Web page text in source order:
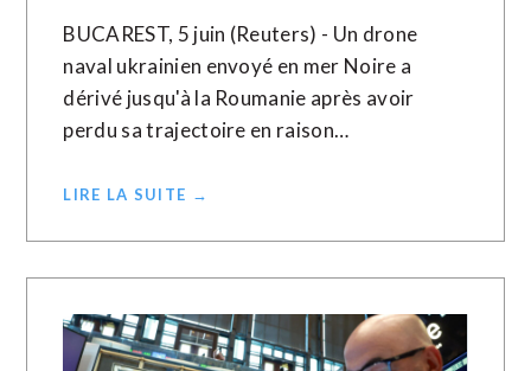
BUCAREST, 5 juin (Reuters) - Un drone
naval ukrainien envoyé en mer Noire a
dérivé jusqu'à la Roumanie après avoir
perdu sa trajectoire en raison…
LIRE LA SUITE →